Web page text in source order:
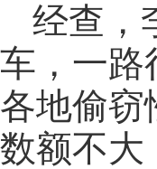
经查，
车，一路
各地偷窃
数额不大